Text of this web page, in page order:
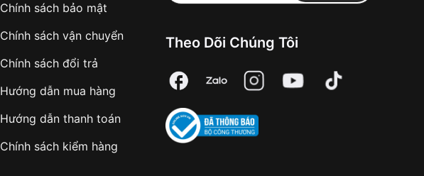
Chính sách bảo mật
Chính sách vận chuyển
Chính sách đổi trả
Hướng dẫn mua hàng
Hướng dẫn thanh toán
Chính sách kiểm hàng
Theo Dõi Chúng Tôi